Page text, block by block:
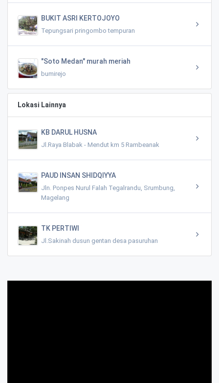
BUKIT ASRI KERTOJOYO
Tepungsari pringombo tempuran
"Soto Medan" murah meriah
bumirejo
Lokasi Lainnya
KB DARUL HUSNA
Jl.Raya Blabak - Mendut km 5 Rambeanak
PAUD INSAN SHIDQIYYA
Jln. Ponpes Nurul Falah Tegalrandu, Srumbung,
Magelang
TK PERTIWI
Jl.Sakinah dusun gentan desa pasuruhan